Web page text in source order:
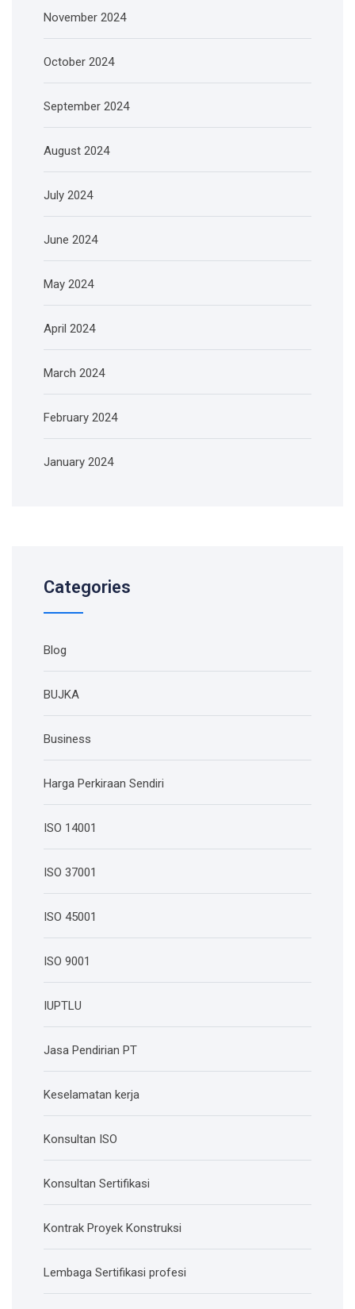
November 2024
October 2024
September 2024
August 2024
July 2024
June 2024
May 2024
April 2024
March 2024
February 2024
January 2024
Categories
Blog
BUJKA
Business
Harga Perkiraan Sendiri
ISO 14001
ISO 37001
ISO 45001
ISO 9001
IUPTLU
Jasa Pendirian PT
Keselamatan kerja
Konsultan ISO
Konsultan Sertifikasi
Kontrak Proyek Konstruksi
Lembaga Sertifikasi profesi